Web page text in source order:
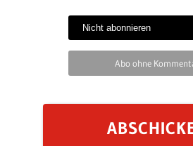
Abo ohne